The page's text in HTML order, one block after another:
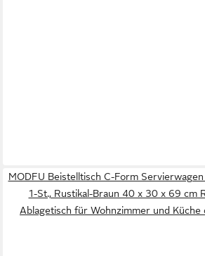
MODFU Beistelltisch C-Form
1-St., Rustikal-Braun 40 x 30 x 69 cm
Ablagetisch für Wohnzimmer und Küche